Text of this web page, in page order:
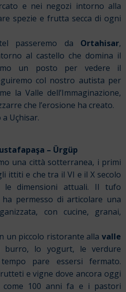
e nei negozi intorno alla
spezie e frutta secca di ogni
passeremo da Ortahisar,
al castello che domina il
un posto per vedere il
col nostro autista per
la Valle dell’Immaginazione,
che l’erosione ha creato.
Uçhisar.
– Ürgüp
una città sotterranea, i primi
ittiti e che tra il VI e il X secolo
le dimensioni attuali. Il tufo
permesso di articolare una
con cucine, granai,
un piccolo ristorante alla valle
lo yogurt, le verdure
pare essersi fermato.
e vigne dove ancora oggi
come 100 anni fa e i pastori